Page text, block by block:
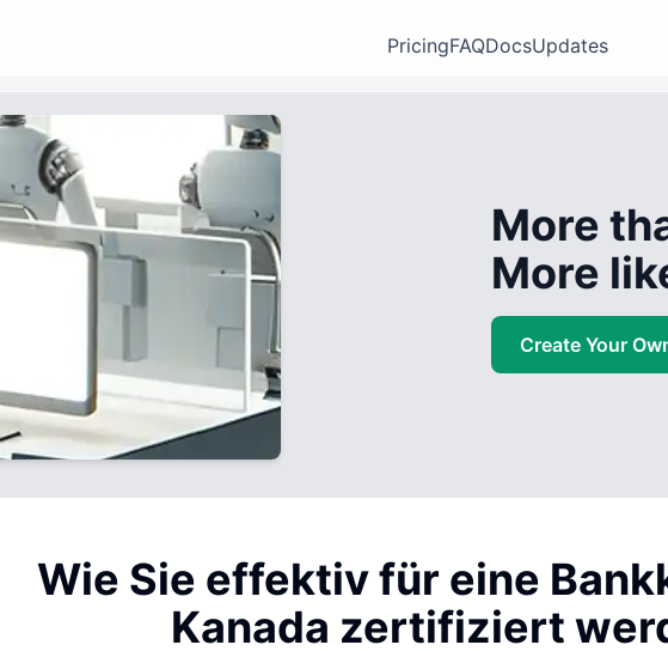
PricingFAQDocsUpdates
More
More
Create Your
Wie Sie effektiv für eine
Kanada zertifiziert